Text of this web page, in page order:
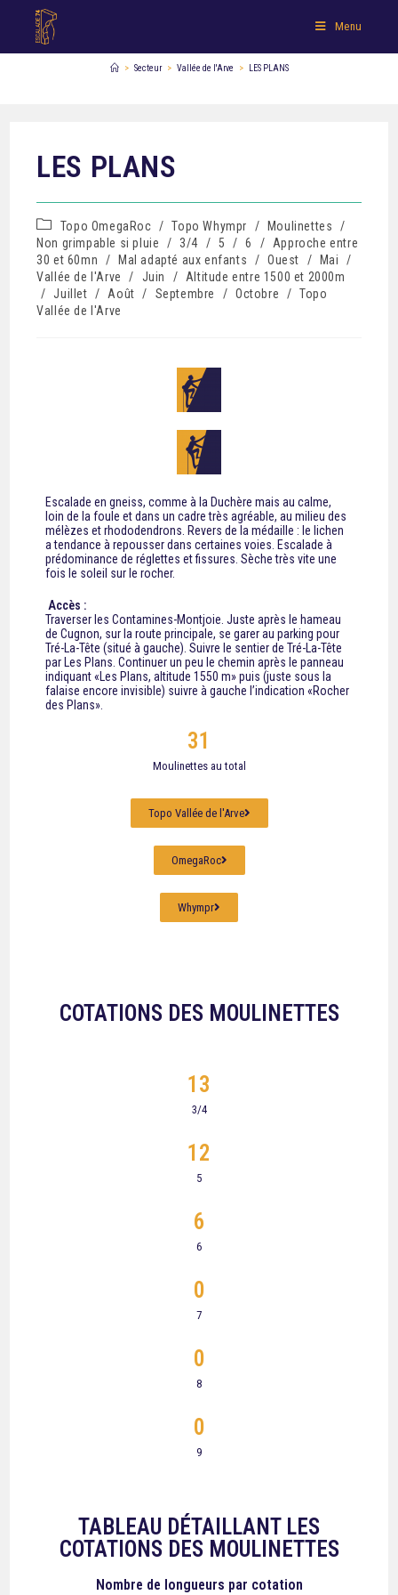
Menu
> Secteur > Vallée de l'Arve > LES PLANS
LES PLANS
Topo OmegaRoc / Topo Whympr / Moulinettes
/
Non grimpable si pluie
/ 3/4 / 5 / 6 /
Approche entre
30 et 60mn
/ Mal adapté aux enfants / Ouest / Mai
/
Vallée de l'Arve
/ Juin /
Altitude entre 1500 et 2000m
/ Juillet / Août / Septembre / Octobre / Topo
Vallée de l'Arve
Escalade en gneiss, comme à la Duchère mais au calme,
loin de la foule et dans un cadre très agréable, au milieu des
mélèzes et rhododendrons. Revers de la médaille : le lichen
a tendance à repousser dans certaines voies. Escalade à
prédominance de réglettes et fissures. Sèche très vite une
fois le soleil sur le rocher.
Accès :
Traverser les Contamines-Montjoie. Juste après le hameau
de Cugnon, sur la route principale, se garer au parking pour
Tré-La-Tête (situé à gauche). Suivre le sentier de Tré-La-Tête
par Les Plans. Continuer un peu le chemin après le panneau
indiquant «Les Plans, altitude 1550 m» puis (juste sous la
falaise encore invisible) suivre à gauche l’indication «Rocher
des Plans».
Moulinettes au total
31
Topo Vallée de l'Arve
OmegaRoc
Whympr
COTATIONS DES MOULINETTES
3/4
13
5
12
6
6
7
0
8
0
9
0
TABLEAU DÉTAILLANT LES
COTATIONS DES MOULINETTES
Nombre de longueurs par cotation